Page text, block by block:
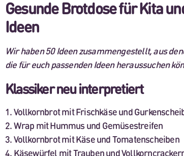
Gesunde Brotdose für Kita
Ideen
Wir haben 50 Ideen zusammengestellt, aus
die für euch passenden Ideen heraussuchen
Klassiker neu interpretiert
1. Vollkornbrot mit Frischkäse und
2. Wrap mit Hummus und Gemüsestreifen
3. Vollkornbrot mit Käse und Tomatenscheiben
4. Käsewürfel mit Trauben und